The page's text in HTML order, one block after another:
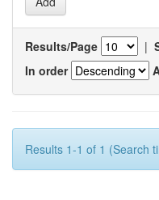
Results/Page |
In order
Results 1-1 of 1 (Search